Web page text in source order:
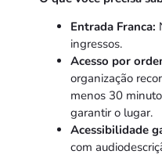
Entrada Franca:
ingressos.
Acesso por
organização
menos 30
garantir o lugar.
Acessibilidade
com